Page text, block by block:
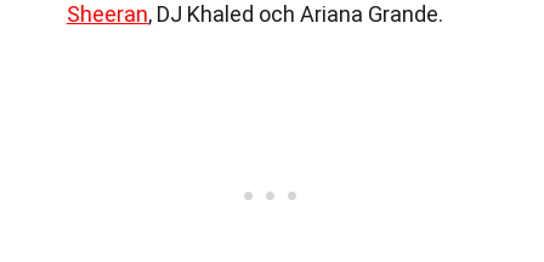
Sheeran, DJ Khaled och Ariana Grande.